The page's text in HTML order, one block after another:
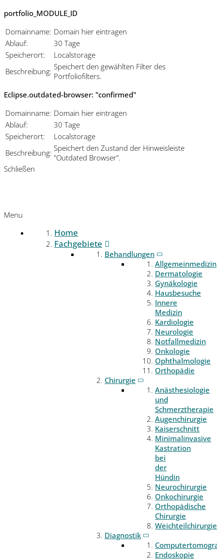
portfolio_MODULE_ID
Domainname: Domain hier eintragen
Ablauf:
30 Tage
Speicherort:
Localstorage
Beschreibung: Speichert den gewählten Filter des
Portfoliofilters.
Eclipse.outdated-browser: "confirmed"
Domainname: Domain hier eintragen
Ablauf:
30 Tage
Speicherort:
Localstorage
Beschreibung: Speichert den Zustand der Hinweisleiste
"Outdated Browser".
Schließen
Menu
Home
Fachgebiete
Behandlungen
Allgemeinmedizin
Dermatologie
Gynäkologie
Hausbesuche
Innere
Medizin
Kardiologie
Neurologie
Notfallmedizin
Onkologie
Ophthalmologie
Orthopädie
Chirurgie
Anästhesiologie
und
Schmerztherapie
Augenchirurgie
Kaiserschnitt
Minimalinvasive
Kastration
bei
der
Hündin
Neurochirurgie
Onkochirurgie
Orthopädische
Chirurgie
Weichteilchirurgie
Diagnostik
Endoskopie